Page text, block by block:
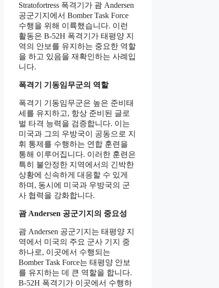
Stratofortress 폭격기가 괌 Andersen
공군기지에서 Bomber Task Force
수행을 위해 이륙했습니다. 이런
활동은 B-52H 폭격기가 태평양 지
역의 안보를 유지하는 중요한 역할
을 하고 있음을 재확인하는 사례입
니다.
폭격기 기동임무군의 역할
폭격기 기동임무군은 높은 준비태
세를 유지하고, 항상 준비된 글로
벌 타격 능력을 검증합니다. 이는
미국과 그의 우방국이 공동으로 지
휘 통제를 수행하는 연합 훈련을
통해 이루어집니다. 이러한 훈련은
특히 불안정한 지역에서의 긴박한
상황에 신속하게 대응할 수 있게
하며, 동시에 미국과 우방국의 군
사 협력을 강화합니다.
괌 Andersen 공군기지의 중요성
괌 Andersen 공군기지는 태평양 지
역에서 미국의 주요 군사 기지 중
하나로, 이곳에서 수행되는
Bomber Task Force는 태평양 안보
를 유지하는 데 큰 역할을 합니다.
B-52H 폭격기가 이곳에서 수행하